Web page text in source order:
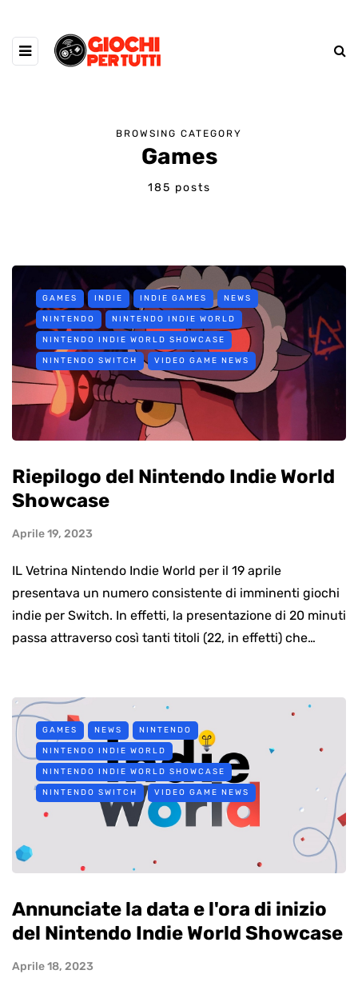
BROWSING CATEGORY
Games
185 posts
GAMES INDIE INDIE GAMES NEWS
NINTENDO NINTENDO INDIE WORLD
NINTENDO INDIE WORLD SHOWCASE
NINTENDO SWITCH VIDEO GAME NEWS
Riepilogo del Nintendo Indie World
Showcase
Aprile 19, 2023
IL Vetrina Nintendo Indie World per il 19 aprile
presentava un numero consistente di imminenti giochi
indie per Switch. In effetti, la presentazione di 20 minuti
passa attraverso così tanti titoli (22, in effetti) che…
GAMES NEWS NINTENDO
NINTENDO INDIE WORLD
NINTENDO INDIE WORLD SHOWCASE
NINTENDO SWITCH VIDEO GAME NEWS
Annunciate la data e l'ora di inizio
del Nintendo Indie World Showcase
Aprile 18, 2023